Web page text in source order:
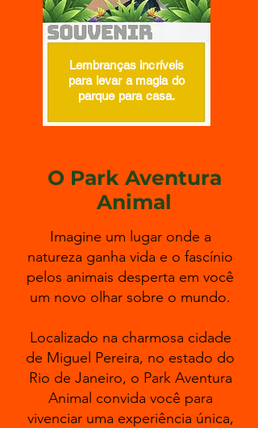
Lembranças incríveis
para levar a magia do
parque para casa.
O Park Aventura
Animal
Imagine um lugar onde a
natureza ganha vida e o fascínio
pelos animais desperta em você
um novo olhar sobre o mundo.
Localizado na charmosa cidade
de Miguel Pereira, no estado do
Rio de Janeiro, o Park Aventura
Animal convida você para
vivenciar uma experiência única,